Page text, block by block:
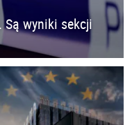
Są wyniki sekcji